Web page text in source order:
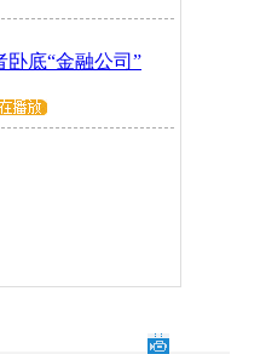
卧底“金融公司”